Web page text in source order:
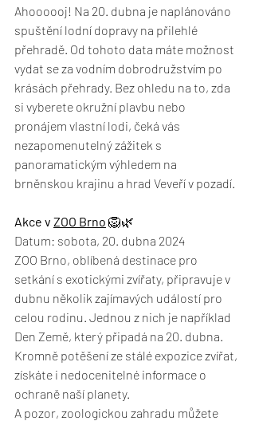
Ahoooooj! Na 20. dubna je naplánováno
spuštění lodní dopravy na přilehlé
přehradě. Od tohoto data máte možnost
vydat se za vodním dobrodružstvím po
krásách přehrady. Bez ohledu na to, zda
si vyberete okružní plavbu nebo
pronájem vlastní lodi, čeká vás
nezapomenutelný zážitek s
panoramatickým výhledem na
brněnskou krajinu a hrad Veveří v pozadí.
Akce v ZOO Brno 🦁🌿
Datum: sobota, 20. dubna 2024
ZOO Brno, oblíbená destinace pro
setkání s exotickými zvířaty, připravuje v
dubnu několik zajímavých událostí pro
celou rodinu. Jednou z nich je například
Den Země, který připadá na 20. dubna.
Kromně potěšení ze stálé expozice zvířat,
získáte i nedocenitelné informace o
ochraně naší planety.
A pozor, zoologickou zahradu můžete